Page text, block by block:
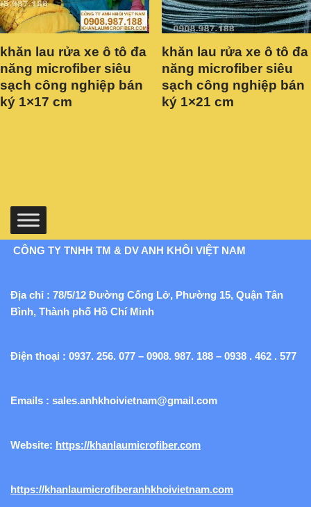
khăn lau rửa xe ô tô đa
năng microfiber siêu
sạch công nghiệp bán
ký 1×17 cm
khăn lau rửa xe ô tô đa
năng microfiber siêu
sạch công nghiệp bán
ký 1×21 cm
CÔNG TY TNHH TM & DV ANH KHÔI VIỆT NAM
Địa chỉ : 78/5/12 Đường Cống Lở, Phường 15, Quận Tân
Bình, Thành phố Hồ Chí Minh
Điện thoại : 0937. 256. 077 – 0908. 987. 188 – 0938 . 462 . 577
Emails : sales.anhkhoivietnam@gmail.com
Website: https://khanlaumicrofiber.com
https://khanlaumicrofiberanhkhoivietnam.com